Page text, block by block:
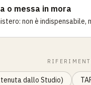
o messa in mora
non è indispensabile,
dallo Studio)